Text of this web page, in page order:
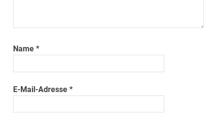
Name*
E-Mail-Adresse*